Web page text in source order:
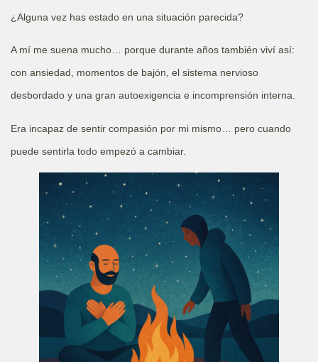
¿Alguna vez has estado en una situación parecida?
A mí me suena mucho… porque durante años también viví así:
con ansiedad, momentos de bajón, el sistema nervioso
desbordado y una gran autoexigencia e incomprensión interna.
Era incapaz de sentir compasión por mi mismo… pero cuando
puede sentirla todo empezó a cambiar.